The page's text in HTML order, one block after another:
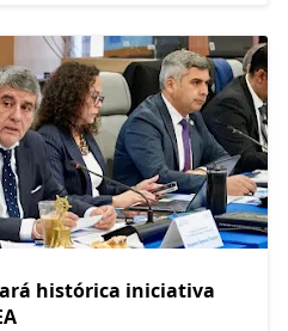
histórica iniciativa